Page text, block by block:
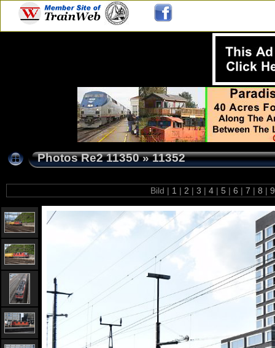
Photos Re2 11350»11352
Bild | 1 | 2 | 3 | 4 | 5 | 6 | 7 | 8 |